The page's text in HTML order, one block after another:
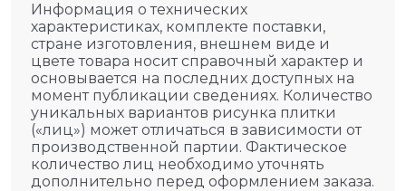
Информация о технических
характеристиках, комплекте поставки,
стране изготовления, внешнем виде и
цвете товара носит справочный характер и
основывается на последних доступных на
момент публикации сведениях. Количество
уникальных вариантов рисунка плитки
(«лиц») может отличаться в зависимости от
производственной партии. Фактическое
количество лиц необходимо уточнять
дополнительно перед оформлением заказа.